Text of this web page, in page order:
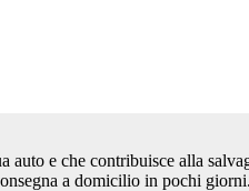
e che contribuisce alla
a domicilio in pochi giorni.